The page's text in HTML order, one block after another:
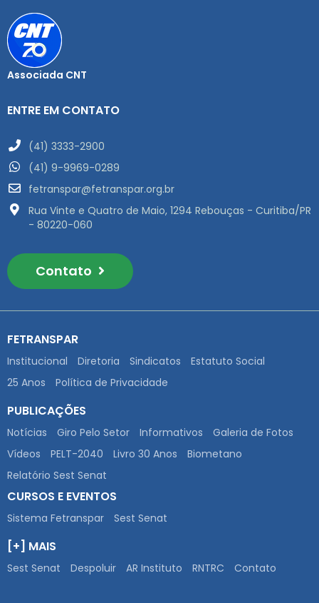
Associada CNT
ENTRE EM CONTATO
(41) 3333-2900
(41) 9-9969-0289
fetranspar@fetranspar.org.br
Rua Vinte e Quatro de Maio, 1294 Rebouças - Curitiba/PR
- 80220-060
Contato
FETRANSPAR
Institucional Diretoria Sindicatos
Estatuto Social
25 Anos
Política de Privacidade
PUBLICAÇÕES
Notícias Giro Pelo Setor Informativos
Galeria de Fotos
Vídeos
PELT-2040 Livro 30 Anos
Biometano
Relatório Sest Senat
CURSOS E EVENTOS
Sistema Fetranspar Sest Senat
[+] MAIS
Sest Senat Despoluir AR Instituto RNTRC Contato